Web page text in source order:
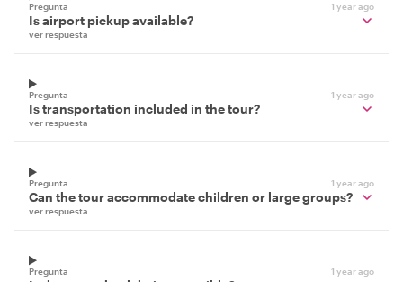
Pregunta 1 year ago
Is airport pickup available?
ver respuesta
Pregunta 1 year ago
Is transportation included in the tour?
ver respuesta
Pregunta 1 year ago
Can the tour accommodate children or large groups?
ver respuesta
Pregunta 1 year ago